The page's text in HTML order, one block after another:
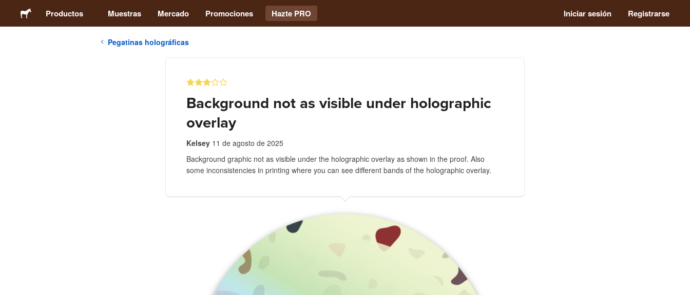
Productos Muestras Mercado Promociones Hazte PRO Iniciar sesión Registrarse
Pegatinas holográficas
Background not as visible under holographic
overlay
Kelsey 11 de agosto de 2025
Background graphic not as visible under the holographic overlay as shown in the proof. Also
some inconsistencies in printing where you can see different bands of the holographic overlay.